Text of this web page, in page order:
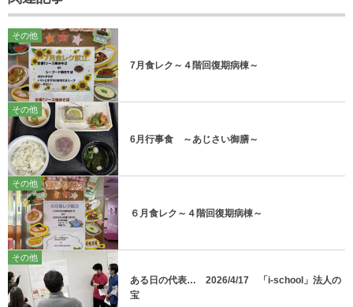
その他
7月食レク～４階回復期病棟～
その他
6月行事食 ～あじさい御膳～
その他
６月食レク～４階回復期病棟～
その他
ある日の代表… 2026/4/17 「i-school」法人の
宝